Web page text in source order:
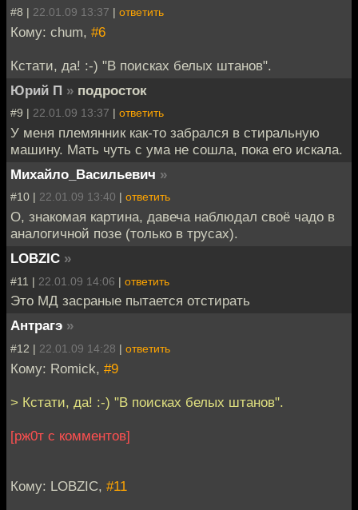
#8 | 22.01.09 13:37 | ответить
Кому: chum, #6
Кстати, да! :-) "В поисках белых штанов".
Юрий П » подросток
#9 | 22.01.09 13:37 | ответить
У меня племянник как-то забрался в стиральную
машину. Мать чуть с ума не сошла, пока его искала.
Михайло_Васильевич »
#10 | 22.01.09 13:40 | ответить
О, знакомая картина, давеча наблюдал своё чадо в
аналогичной позе (только в трусах).
LOBZIC »
#11 | 22.01.09 14:06 | ответить
Это МД засраные пытается отстирать
Антрагэ »
#12 | 22.01.09 14:28 | ответить
Кому: Romick, #9
> Кстати, да! :-) "В поисках белых штанов".
[рж0т с комментов]
Кому: LOBZIC, #11